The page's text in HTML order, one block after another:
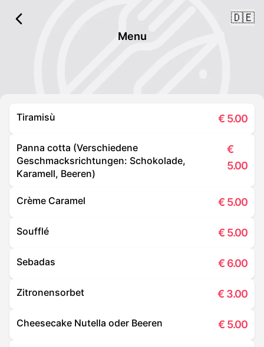
🇩🇪
Menu
Tiramisù € 5.00
Panna cotta (Verschiedene
Geschmacksrichtungen: Schokolade,
Karamell, Beeren)
€
5.00
Crème Caramel € 5.00
Soufflé € 5.00
Sebadas € 6.00
Zitronensorbet € 3.00
Cheesecake Nutella oder Beeren € 5.00